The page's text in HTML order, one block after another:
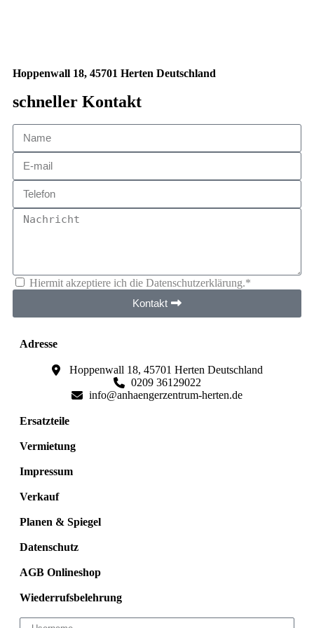
Hoppenwall 18, 45701 Herten Deutschland
schneller Kontakt
Hiermit akzeptiere ich die Datenschutzerklärung.*
Kontakt
Adresse
Hoppenwall 18, 45701 Herten Deutschland​
0209 36129022
info@anhaengerzentrum-herten.de
Ersatzteile
Vermietung
Impressum
Verkauf
Planen & Spiegel
Datenschutz
AGB Onlineshop
Wiederrufsbelehrung